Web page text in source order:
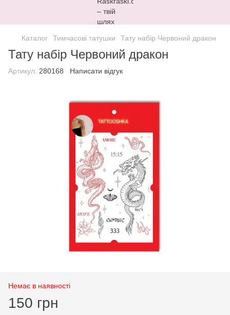
Каталог Тимчасові татушки Тату набір Червоний дракон
Тату набір Червоний дракон
Артикул: 280168 Написати відгук
Немає в наявності
150 грн